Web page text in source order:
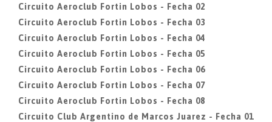
Circuito Aeroclub Fortin Lobos - Fecha 02
Circuito Aeroclub Fortin Lobos - Fecha 03
Circuito Aeroclub Fortin Lobos - Fecha 04
Circuito Aeroclub Fortin Lobos - Fecha 05
Circuito Aeroclub Fortin Lobos - Fecha 06
Circuito Aeroclub Fortin Lobos - Fecha 07
Circuito Aeroclub Fortin Lobos - Fecha 08
Circuito Club Argentino de Marcos Juarez - Fecha 01